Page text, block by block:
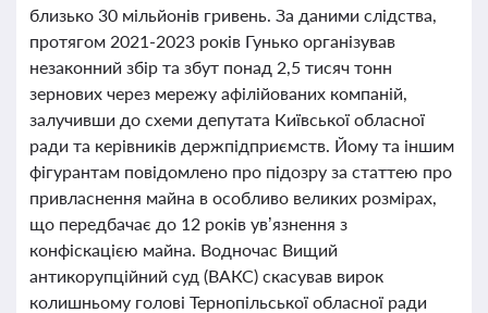
близько 30 мільйонів гривень. За даними слідства,
протягом 2021-2023 років Гунько організував
незаконний збір та збут понад 2,5 тисяч тонн
зернових через мережу афілійованих компаній,
залучивши до схеми депутата Київської обласної
ради та керівників держпідприємств. Йому та іншим
фігурантам повідомлено про підозру за статтею про
привласнення майна в особливо великих розмірах,
що передбачає до 12 років ув’язнення з
конфіскацією майна. Водночас Вищий
антикорупційний суд (ВАКС) скасував вирок
колишньому голові Тернопільської обласної ради